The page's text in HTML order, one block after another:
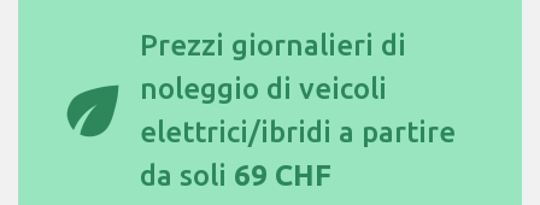
eco
Prezzi giornalieri di
noleggio di veicoli
elettrici/ibridi a partire
da soli 69 CHF